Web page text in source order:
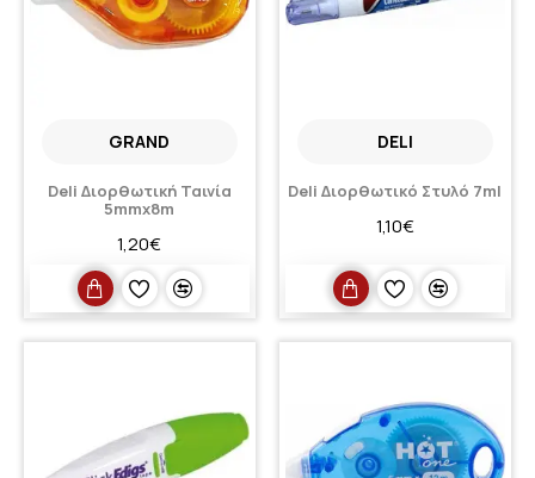
GRAND
Deli Διορθωτική Ταινία
5mmx8m
1,20€
DELI
Deli Διορθωτικό Στυλό 7ml
1,10€